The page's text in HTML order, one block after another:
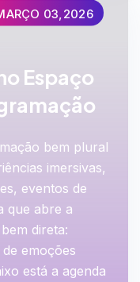
03,2026
Espaço
bem plural
imersivas,
eventos de
que abre a
direta:
emoções
está a agenda